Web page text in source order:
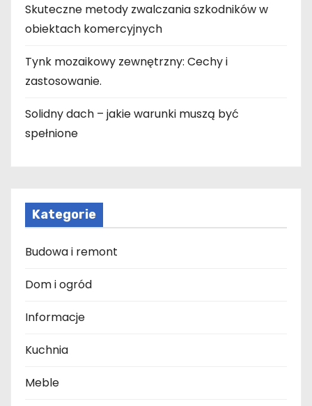
Skuteczne metody zwalczania szkodników w
obiektach komercyjnych
Tynk mozaikowy zewnętrzny: Cechy i
zastosowanie.
Solidny dach – jakie warunki muszą być
spełnione
Kategorie
Budowa i remont
Dom i ogród
Informacje
Kuchnia
Meble